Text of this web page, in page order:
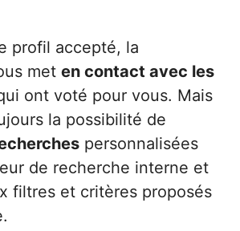
profil accepté, la
met en contact avec les
ont voté pour vous. Mais
la possibilité de
personnalisées
de recherche interne et
filtres et critères proposés